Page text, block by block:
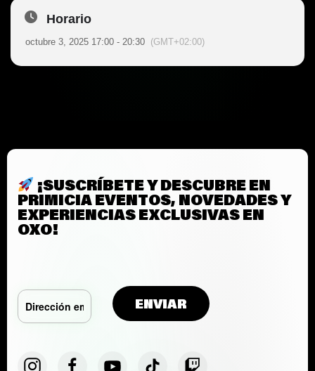
Horario
octubre 3, 2025 17:00 - 20:30 (GMT+02:00)
¡SUSCRÍBETE Y DESCUBRE EN
PRIMICIA EVENTOS, NOVEDADES Y
EXPERIENCIAS EXCLUSIVAS EN
OXO!